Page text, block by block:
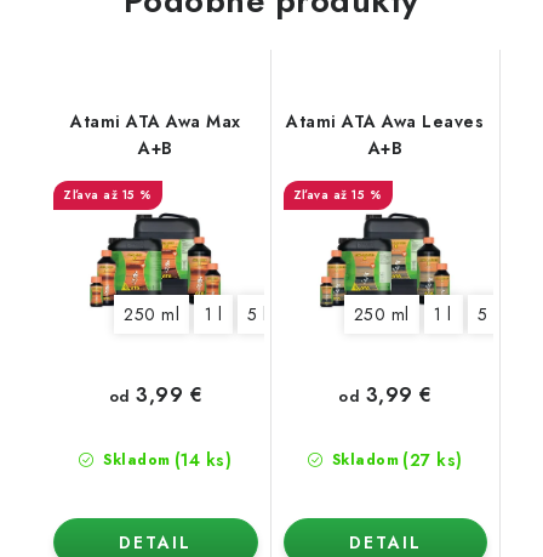
Atami ATA Awa Max
A+B
až 15 %
250 ml 1 l 5 l 10 l
Skladom (14 ks)
od 3,99 €
DETAIL
Atami ATA Awa Leaves
A+B
až 15 %
250 ml 1 l 5 l
Skladom (27 ks)
od 3,99 €
DETAIL